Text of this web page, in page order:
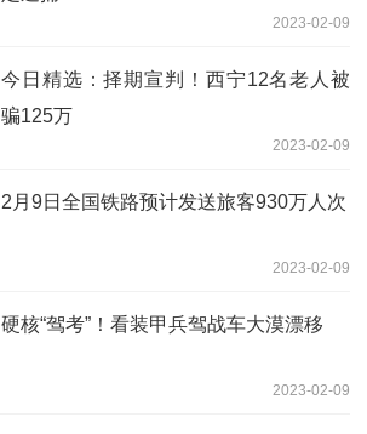
2023-02-09
今日精选：择期宣判！西宁12名老人被
骗125万
2023-02-09
2月9日全国铁路预计发送旅客930万人次
2023-02-09
硬核“驾考”！看装甲兵驾战车大漠漂移
2023-02-09